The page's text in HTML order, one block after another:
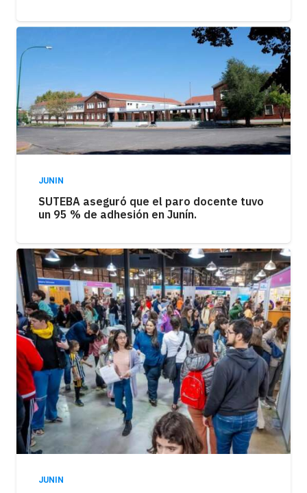
JUNIN
SUTEBA aseguró que el paro docente tuvo
un 95 % de adhesión en Junín.
JUNIN